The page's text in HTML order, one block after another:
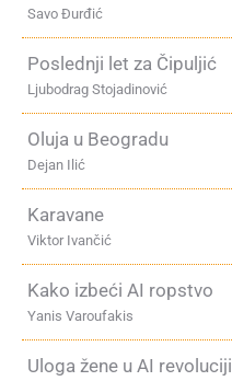
Savo Đurđić
Poslednji let za Čipuljić
Ljubodrag Stojadinović
Oluja u Beogradu
Dejan Ilić
Karavane
Viktor Ivančić
Kako izbeći AI ropstvo
Yanis Varoufakis
Uloga žene u AI revoluciji